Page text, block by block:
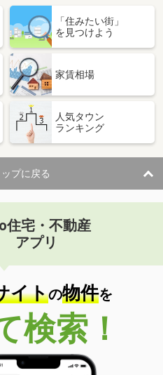
「住みたい街」
を見つけよう
家賃相場
人気タウン
ランキング
プに戻る
住宅・不動産
アプリ
イトの物件を
検索！